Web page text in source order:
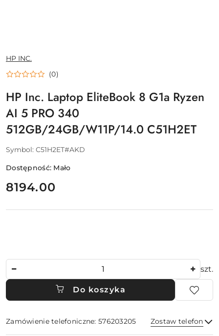
NAZWA
PRODUCENTA:
HP INC.
(0)
HP Inc. Laptop EliteBook 8 G1a Ryzen
AI 5 PRO 340
512GB/24GB/W11P/14.0 C51H2ET
Symbol: C51H2ET#AKD
Dostępność: Mało
cena:
8194.00
szt.
Do koszyka
Zamówienie telefoniczne: 576203205 Zostaw telefon